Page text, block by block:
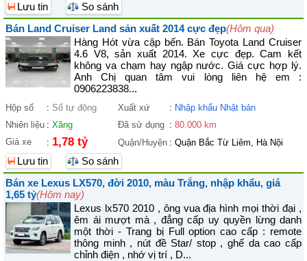
Lưu tin
So sánh
Bán Land Cruiser Land sản xuất 2014 cực đẹp(Hôm qua)
Hàng Hót vừa cập bến. Bán Toyota Land Cruiser
4.6 V8, sản xuất 2014. Xe cực đẹp. Cam kết
không va chạm hay ngập nước. Giá cực hợp lý.
Anh Chị quan tâm vui lòng liên hệ em :
0906223838...
Hộp số : Số tự động Xuất xứ : Nhập khẩu Nhật bản
Nhiên liệu : Xăng Đã sử dụng : 80.000 km
Giá xe
: 1,78 tỷ Quận/Huyện : Quận Bắc Từ Liêm, Hà Nội
Lưu tin
So sánh
Bán xe Lexus LX570, đời 2010, màu Trắng, nhập khẩu, giá
1,65 tỷ(Hôm nay)
Lexus lx570 2010 , ông vua địa hình mọi thời đại ,
êm ái mượt mà , đẳng cấp uy quyền lừng danh
một thời - Trang bị Full option cao cấp : remote
thông minh , nút đề Star/ stop , ghế da cao cấp
chỉnh điện , nhớ vị trí , D...